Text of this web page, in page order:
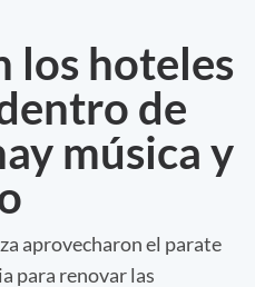
los hoteles
de
música y
aprovecharon el parate
para renovar las